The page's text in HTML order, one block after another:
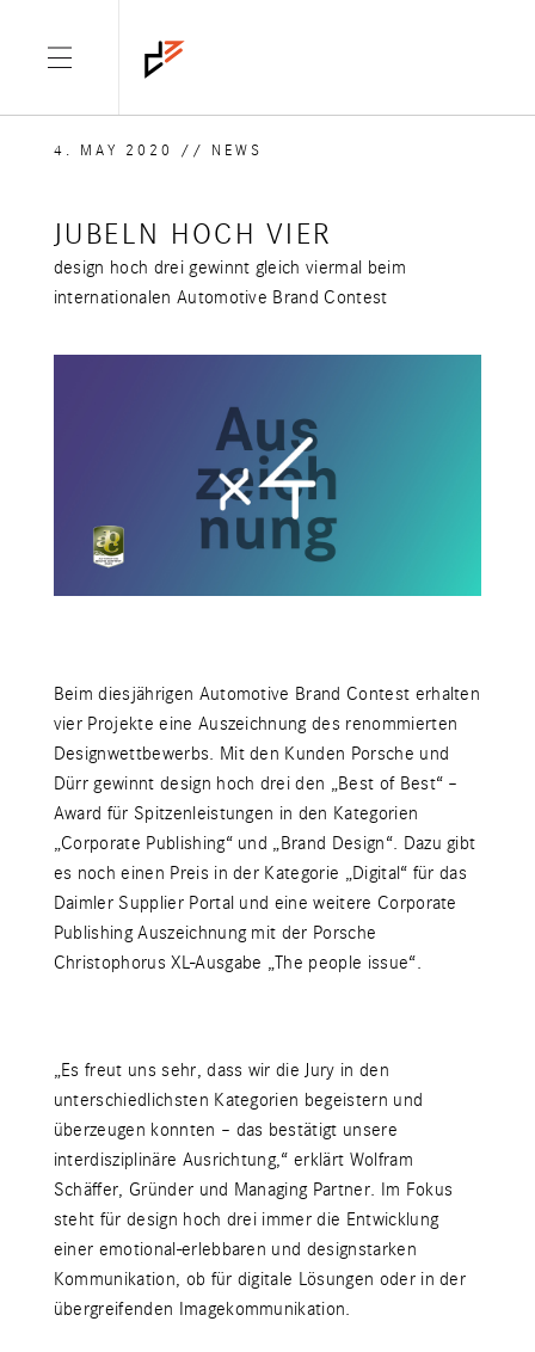
4. MAY 2020 / / NEWS
JUBELN HOCH VIER
design hoch drei gewinnt gleich viermal beim
internationalen Automotive Brand Contest
Beim diesjährigen Automotive Brand Contest erhalten
vier Projekte eine Auszeichnung des renommierten
Designwettbewerbs. Mit den Kunden Porsche und
Dürr gewinnt design hoch drei den „Best of Best“ –
Award für Spitzenleistungen in den Kategorien
„Corporate Publishing“ und „Brand Design“. Dazu gibt
es noch einen Preis in der Kategorie „Digital“ für das
Daimler Supplier Portal und eine weitere Corporate
Publishing Auszeichnung mit der Porsche
Christophorus XL-Ausgabe „The people issue“.
„Es freut uns sehr, dass wir die Jury in den
unterschiedlichsten Kategorien begeistern und
überzeugen konnten – das bestätigt unsere
interdisziplinäre Ausrichtung,“ erklärt Wolfram
Schäffer, Gründer und Managing Partner. Im Fokus
steht für design hoch drei immer die Entwicklung
einer emotional-erlebbaren und designstarken
Kommunikation, ob für digitale Lösungen oder in der
übergreifenden Imagekommunikation.